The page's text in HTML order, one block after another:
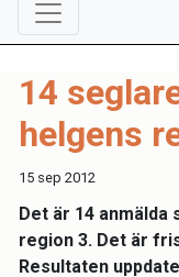
14
helgens
15 sep 2012
Det är 14
region 3. Det är
Resultaten